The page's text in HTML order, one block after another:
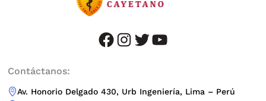
facebook instagram twitter youtube
Contáctanos:
Av. Honorio Delgado 430, Urb Ingeniería, Lima – Perú